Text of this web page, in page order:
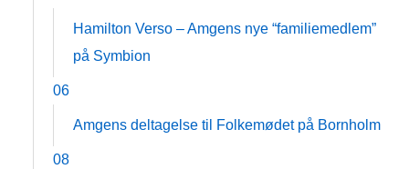
Hamilton Verso – Amgens nye “familiemedlem”
på Symbion
06
Amgens deltagelse til Folkemødet på Bornholm
08